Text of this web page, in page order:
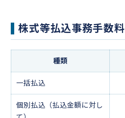
株式等払込事務手数料
種類
一括払込
個別払込（払込金額に対し